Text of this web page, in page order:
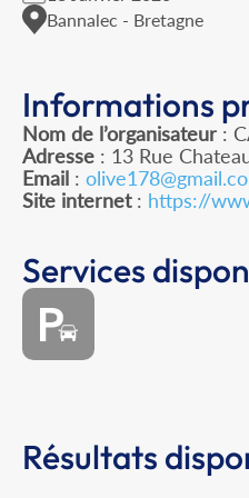
Bannalec - Bretagne
Informations
Nom de l’organisateur :
Adresse : 13 Rue
Email :
Site internet: https://
Services
Résultats